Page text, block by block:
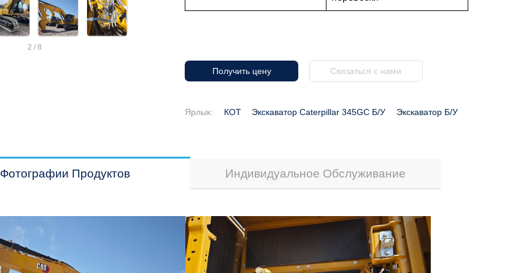
2 / 8
Получить цену Связаться с нами
Ярлык: КОТ Экскаватор Caterpillar 345GC Б/у Экскаватор Б/у
Фотографии Продуктов Индивидуальное Обслуживание